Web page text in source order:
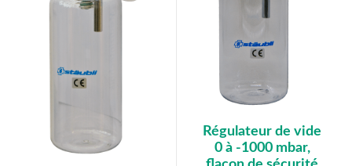
Régulateur de vide
0 à -1000 mbar,